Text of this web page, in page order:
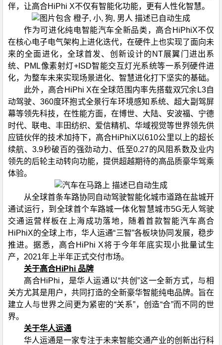
伴，让高合HiPhi X不仅有智能化功能，更有人性化智慧。
作为可进化纯电智能汽车全新品类，高合HiPhiX不仅
在核心电子电气架构上进化迭代，在硬件上也实现了面向未
来的全面进化，全球首发、创新设计的NT展翼门进出系
统、PML像素射灯+ISD智能交互灯光系统等一系列硬件进
化，为整车未来实现场景进化、智慧进化打下坚实的基础。
此外，高合HiPhi X在全球范围内率先搭载双冗余L3自
动驾驶、360度环抱式全景行车环境感知系统、超大副驾屏
幕等领先科技，在性能方面，在博世、大陆、安波福、宁德
时代、联电、丰田纺织、爱信精机、华域视觉等世界领先供
应链伙伴的技术加持下，高合HiPhiX以610公里以上的超长
续航、3.9秒破百的强劲动力、低至0.27的风阻系数及业内
领先的后轮主动转向功能，提供超越期待的高品质豪华驾乘
体验。
从全球首条车路协同自动驾驶智能化城市道路在盐城开
通试运行，到全球首个车路城一体化智慧城市5G无人驾驶
交通运营样板在上海成功落地，随着首款智能汽车高合
HiPhiX的全球上市，华人运通“三智”各板块协同发展，稳步
推进。据悉，高合HiPhi X将于今年年底实现小批量试生
产，2021年上半年正式交付市场。
关于高合HiPhi 品牌
高合HiPhi，是华人运通以“共创”这一全新方式，与相
关方尤其是用户，共同打造的全新豪华智能纯电品牌。旨在
建立人与世界之间更为紧密的“关系”，创造“合”而不同的世
界。
关于华人运通
华人运通是一家专注于未来智能交通产业的创新出行科